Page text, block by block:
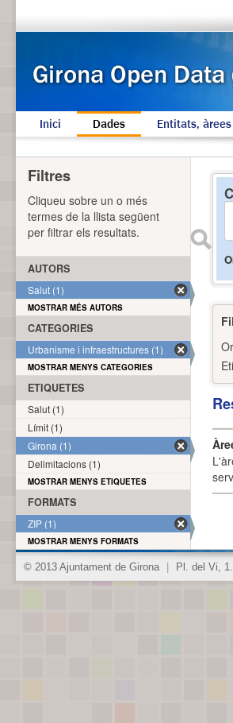
Inici Dades Entitats,
Filtres
Cliqueu sobre un o més
termes de la llista següent
per filtrar els resultats.
AUTORS
Salut (1)
MOSTRAR MÉS AUTORS
CATEGORIES
Urbanisme i infraestructures (1)
MOSTRAR MENYS CATEGORIES
ETIQUETES
Salut (1)
Límit (1)
Girona (1)
Delimitacions (1)
MOSTRAR MENYS ETIQUETES
FORMATS
ZIP (1)
MOSTRAR MENYS FORMATS
© 2013 Ajuntament de Girona Pl. del Vi,